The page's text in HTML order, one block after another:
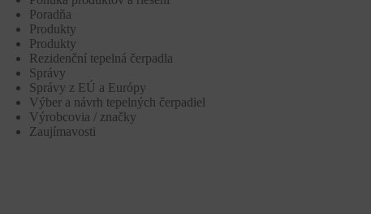
Poradňa
Produkty
Produkty
Rezidenční tepelná čerpadla
Správy
Správy z EÚ a Európy
Výber a návrh tepelných čerpadiel
Výrobcovia / značky
Zaujímavosti